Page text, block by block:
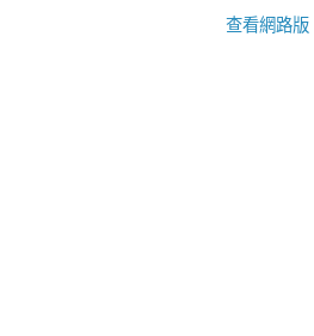
查看網路版